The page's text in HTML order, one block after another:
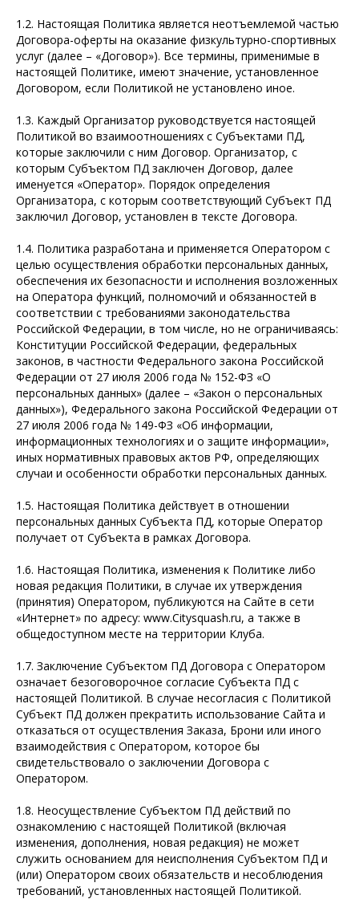
1.2. Настоящая Политика является неотъемлемой частью
Договора-оферты на оказание физкультурно-спортивных
услуг (далее – «Договор»). Все термины, применимые в
настоящей Политике, имеют значение, установленное
Договором, если Политикой не установлено иное.
1.3. Каждый Организатор руководствуется настоящей
Политикой во взаимоотношениях с Субъектами ПД,
которые заключили с ним Договор. Организатор, с
которым Субъектом ПД заключен Договор, далее
именуется «Оператор». Порядок определения
Организатора, с которым соответствующий Субъект ПД
заключил Договор, установлен в тексте Договора.
1.4. Политика разработана и применяется Оператором с
целью осуществления обработки персональных данных,
обеспечения их безопасности и исполнения возложенных
на Оператора функций, полномочий и обязанностей в
соответствии с требованиями законодательства
Российской Федерации, в том числе, но не ограничиваясь:
Конституции Российской Федерации, федеральных
законов, в частности Федерального закона Российской
Федерации от 27 июля 2006 года № 152-ФЗ «О
персональных данных» (далее – «Закон о персональных
данных»), Федерального закона Российской Федерации от
27 июля 2006 года № 149-ФЗ «Об информации,
информационных технологиях и о защите информации»,
иных нормативных правовых актов РФ, определяющих
случаи и особенности обработки персональных данных.
1.5. Настоящая Политика действует в отношении
персональных данных Субъекта ПД, которые Оператор
получает от Субъекта в рамках Договора.
1.6. Настоящая Политика, изменения к Политике либо
новая редакция Политики, в случае их утверждения
(принятия) Оператором, публикуются на Сайте в сети
«Интернет» по адресу: www.Citysquash.ru, а также в
общедоступном месте на территории Клуба.
1.7. Заключение Субъектом ПД Договора с Оператором
означает безоговорочное согласие Субъекта ПД с
настоящей Политикой. В случае несогласия с Политикой
Субъект ПД должен прекратить использование Сайта и
отказаться от осуществления Заказа, Брони или иного
взаимодействия с Оператором, которое бы
свидетельствовало о заключении Договора с
Оператором.
1.8. Неосуществление Субъектом ПД действий по
ознакомлению с настоящей Политикой (включая
изменения, дополнения, новая редакция) не может
служить основанием для неисполнения Субъектом ПД и
(или) Оператором своих обязательств и несоблюдения
требований, установленных настоящей Политикой.